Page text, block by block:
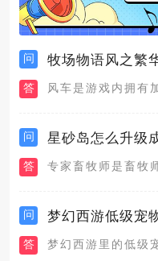
问 牧场物语风之繁
答
问 星砂岛怎么升级
答
问 梦幻西游低级宠
答